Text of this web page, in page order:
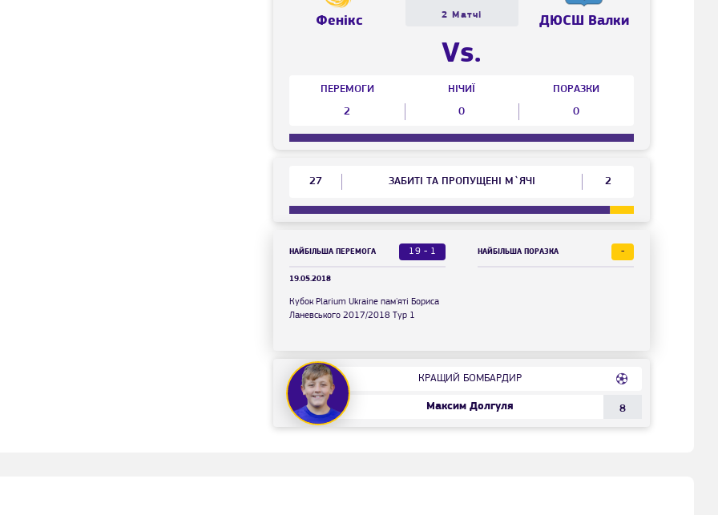
Фенікс 2 Матчі
Vs.
ДЮСШ Валки
ПЕРЕМОГИ
2
НІЧИЇ
0
ПОРАЗКИ
0
27 ЗАБИТІ ТА ПРОПУЩЕНІ М`ЯЧІ 2
НАЙБІЛЬША ПЕРЕМОГА 19 - 1
19.05.2018
Кубок Plarium Ukraine пам'яті Бориса
Ланевського 2017/2018 Тур 1
НАЙБІЛЬША ПОРАЗКА -
КРАЩИЙ БОМБАРДИР
Максим Долгуля 8